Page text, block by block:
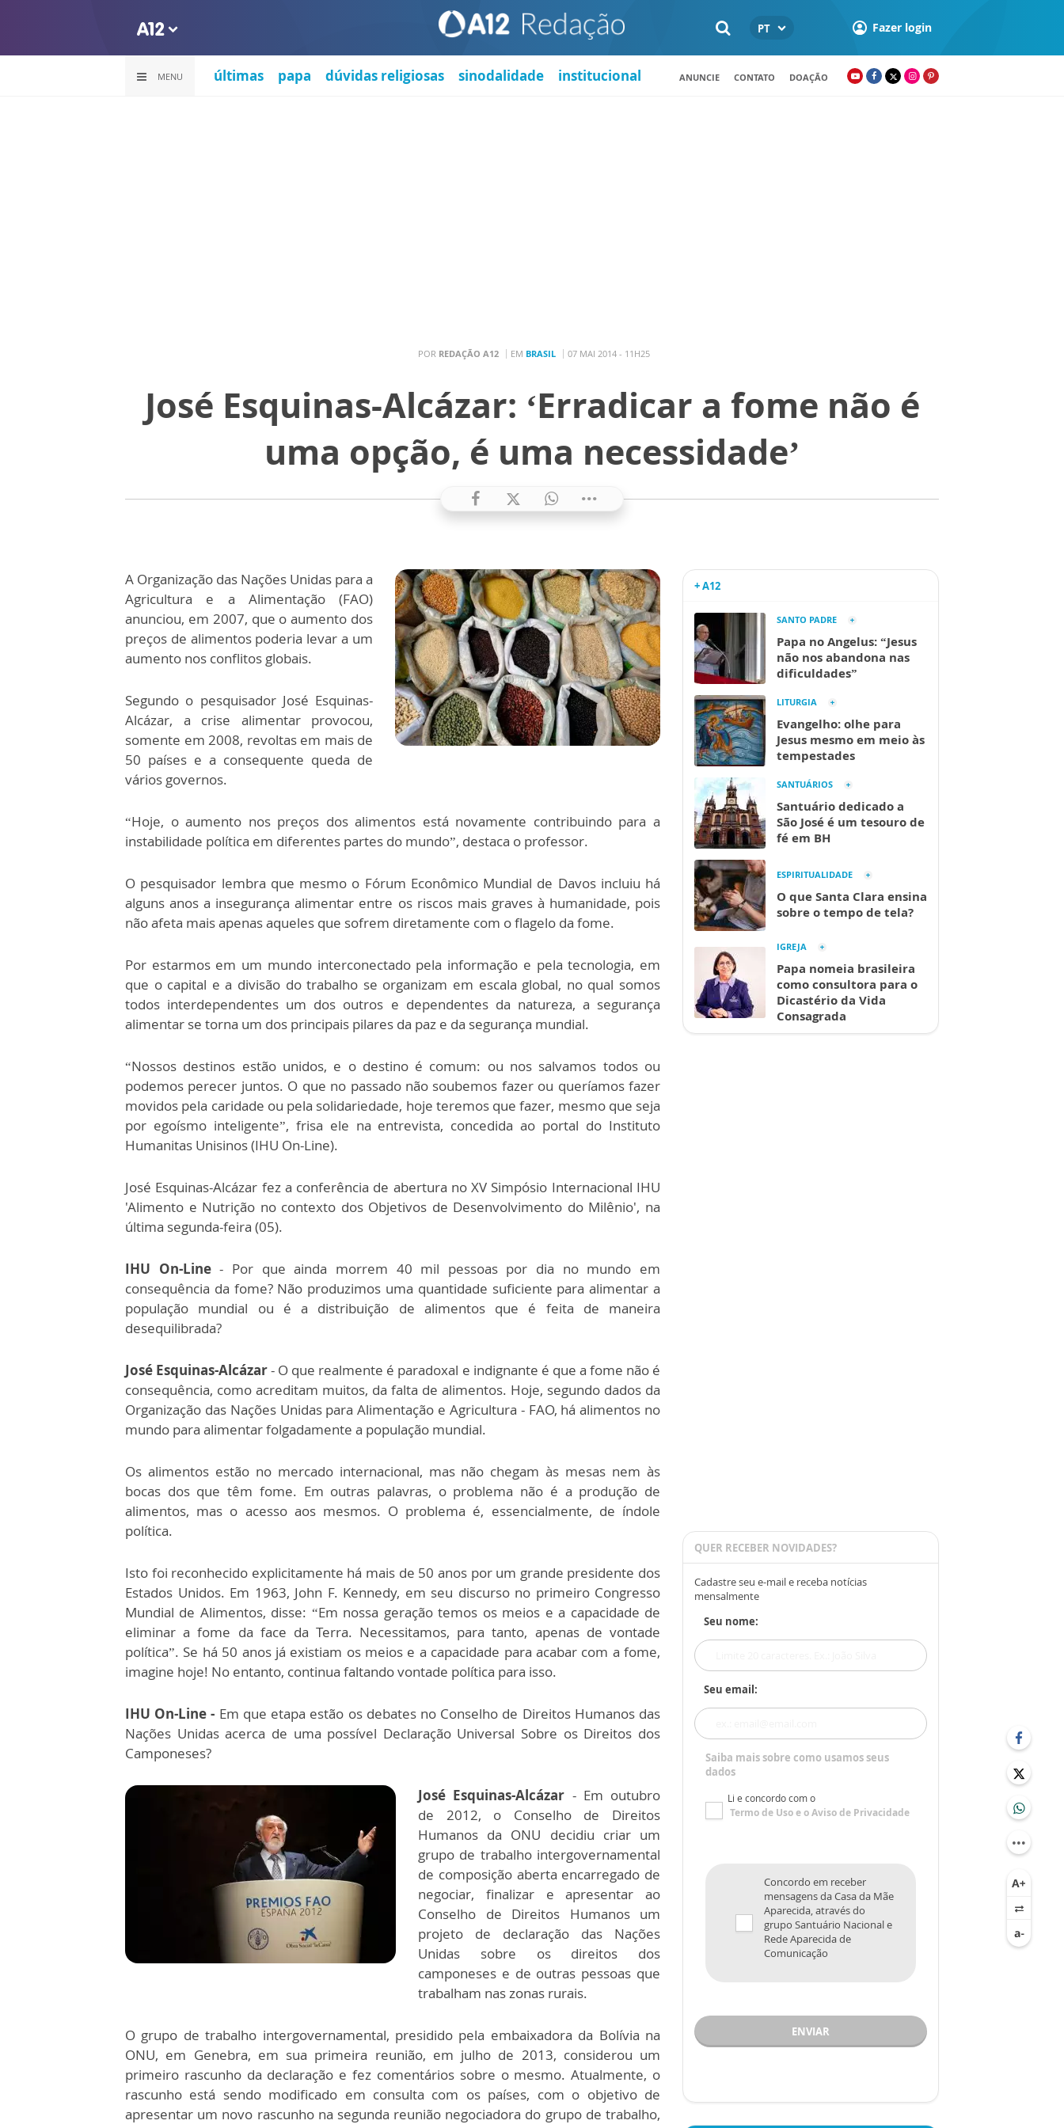
PT Fazer login
MENU últimas papa dúvidas religiosas sinodalidade institucional ANUNCIE CONTATO DOAÇÃO
POR REDAÇÃO A12 EM BRASIL 07 MAI 2014 - 11H25
José Esquinas-Alcázar: ‘Erradicar a fome não é
uma opção, é uma necessidade’
A Organização das Nações Unidas para a
Agricultura e a Alimentação (FAO)
anunciou, em 2007, que o aumento dos
preços de alimentos poderia levar a um
aumento nos conflitos globais.
Segundo o pesquisador José Esquinas-
Alcázar, a crise alimentar provocou,
somente em 2008, revoltas em mais de
50 países e a consequente queda de
vários governos.
“Hoje, o aumento nos preços dos alimentos está novamente contribuindo para a
instabilidade política em diferentes partes do mundo”, destaca o professor.
O pesquisador lembra que mesmo o Fórum Econômico Mundial de Davos incluiu há
alguns anos a insegurança alimentar entre os riscos mais graves à humanidade, pois
não afeta mais apenas aqueles que sofrem diretamente com o flagelo da fome.
Por estarmos em um mundo interconectado pela informação e pela tecnologia, em
que o capital e a divisão do trabalho se organizam em escala global, no qual somos
todos interdependentes um dos outros e dependentes da natureza, a segurança
alimentar se torna um dos principais pilares da paz e da segurança mundial.
“Nossos destinos estão unidos, e o destino é comum: ou nos salvamos todos ou
podemos perecer juntos. O que no passado não soubemos fazer ou queríamos fazer
movidos pela caridade ou pela solidariedade, hoje teremos que fazer, mesmo que seja
por egoísmo inteligente”, frisa ele na entrevista, concedida ao portal do Instituto
Humanitas Unisinos (IHU On-Line).
José Esquinas-Alcázar fez a conferência de abertura no XV Simpósio Internacional IHU
'Alimento e Nutrição no contexto dos Objetivos de Desenvolvimento do Milênio', na
última segunda-feira (05).
IHU On-Line- Por que ainda morrem 40 mil pessoas por dia no mundo em
consequência da fome? Não produzimos uma quantidade suficiente para alimentar a
população mundial ou é a distribuição de alimentos que é feita de maneira
desequilibrada?
José Esquinas-Alcázar- O que realmente é paradoxal e indignante é que a fome não é
consequência, como acreditam muitos, da falta de alimentos. Hoje, segundo dados da
Organização das Nações Unidas para Alimentação e Agricultura - FAO, há alimentos no
mundo para alimentar folgadamente a população mundial.
Os alimentos estão no mercado internacional, mas não chegam às mesas nem às
bocas dos que têm fome. Em outras palavras, o problema não é a produção de
alimentos, mas o acesso aos mesmos. O problema é, essencialmente, de índole
política.
Isto foi reconhecido explicitamente há mais de 50 anos por um grande presidente dos
Estados Unidos. Em 1963, John F. Kennedy, em seu discurso no primeiro Congresso
Mundial de Alimentos, disse: “Em nossa geração temos os meios e a capacidade de
eliminar a fome da face da Terra. Necessitamos, para tanto, apenas de vontade
política”. Se há 50 anos já existiam os meios e a capacidade para acabar com a fome,
imagine hoje! No entanto, continua faltando vontade política para isso.
IHU On-Line - Em que etapa estão os debates no Conselho de Direitos Humanos das
Nações Unidas acerca de uma possível Declaração Universal Sobre os Direitos dos
Camponeses?
José Esquinas-Alcázar - Em outubro
de 2012, o Conselho de Direitos
Humanos da ONU decidiu criar um
grupo de trabalho intergovernamental
de composição aberta encarregado de
negociar, finalizar e apresentar ao
Conselho de Direitos Humanos um
projeto de declaração das Nações
Unidas sobre os direitos dos
camponeses e de outras pessoas que
trabalham nas zonas rurais.
O grupo de trabalho intergovernamental, presidido pela embaixadora da Bolívia na
ONU, em Genebra, em sua primeira reunião, em julho de 2013, considerou um
primeiro rascunho da declaração e fez comentários sobre o mesmo. Atualmente, o
rascunho está sendo modificado em consulta com os países, com o objetivo de
apresentar um novo rascunho na segunda reunião negociadora do grupo de trabalho,
+ A12
SANTO PADRE
Papa no Angelus: “Jesus
não nos abandona nas
dificuldades”
LITURGIA
Evangelho: olhe para
Jesus mesmo em meio às
tempestades
SANTUÁRIOS
Santuário dedicado a
São José é um tesouro de
fé em BH
ESPIRITUALIDADE
O que Santa Clara ensina
sobre o tempo de tela?
IGREJA
Papa nomeia brasileira
como consultora para o
Dicastério da Vida
Consagrada
QUER RECEBER NOVIDADES?
Cadastre seu e-mail e receba notícias
mensalmente
Seu nome:
Seu email:
Saiba mais sobre como usamos seus
dados
Li e concordo com o
Termo de Usoe oAviso de Privacidade
Concordo em receber
mensagens da Casa da Mãe
Aparecida, através do
grupo Santuário Nacional e
Rede Aparecida de
Comunicação
ENVIAR